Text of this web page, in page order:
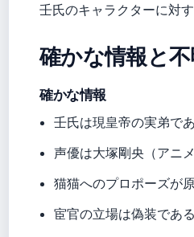
壬氏のキャラクターに対
確かな情報と
確かな情報
壬氏は現皇帝の実弟で
声優は大塚剛央（アニ
猫猫へのプロポーズが
宦官の立場は偽装であ